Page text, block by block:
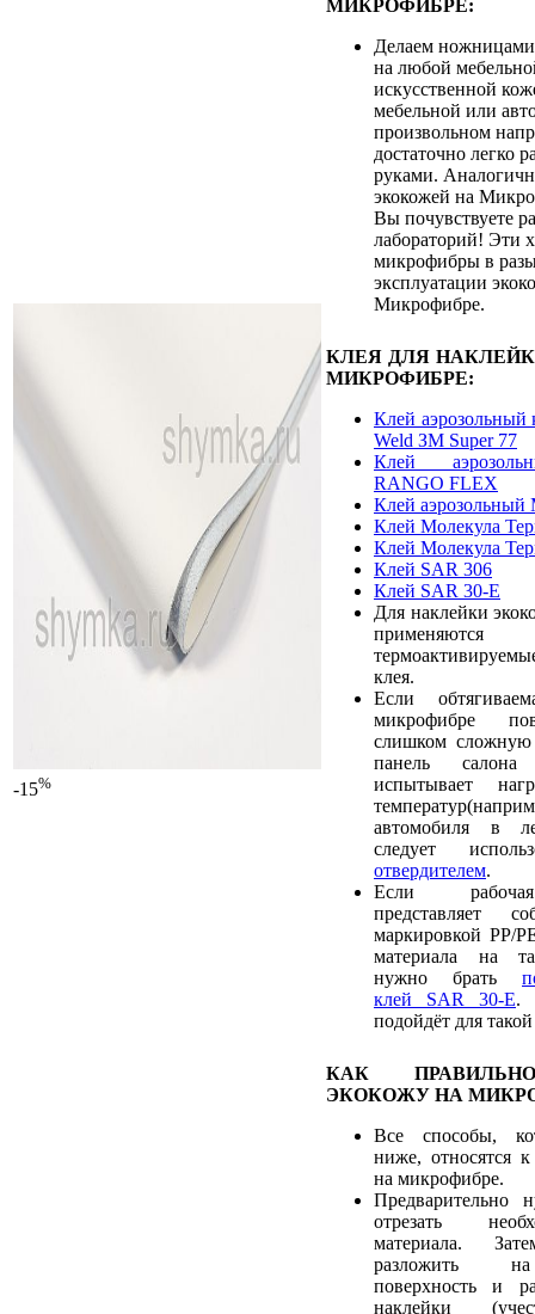
-15%
МИКРОФИБРЕ:
Делаем
на любой
искусственной
мебельной или
произвольном
достаточно легко
руками.
экокожей на
Вы почувствуете
лабораторий! Эти
микрофибры в
эксплуатации
Микрофибре.
КЛЕЯ ДЛЯ
МИКРОФИБРЕ:
Клей аэрозольный
Weld ЗМ Super 77
Клей
RANGO FLEX
Клей аэрозольный
Клей Молекула
Клей Молекула
Клей SAR 306
Клей SAR 30-E
Для наклейки
клея.
Если
микрофибре
слишком
панель
испытывает
автомобиля в
следует
отвердителем.
Если
представляет
маркировкой PP/
материала на
нужно брать
клей SAR 30-E.
подойдёт для
КАК
ЭКОКОЖУ НА
Все способы,
ниже, относятся
на микрофибре.
Предварительно
отрезать
материала.
разложить
поверхность и
наклейки